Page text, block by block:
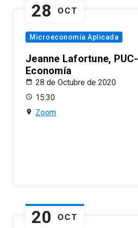
28 OCT
Microeconomía Aplicada
Jeanne Lafortune, PUC-
Economía
28 de Octubre de 2020
15:30
Zoom
20 OCT